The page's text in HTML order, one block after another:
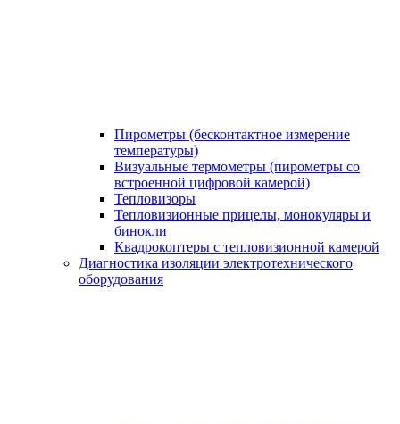
Пирометры (бесконтактное измерение
температуры)
Визуальные термометры (пирометры со
встроенной цифровой камерой)
Тепловизоры
Тепловизионные прицелы, монокуляры и
бинокли
Квадрокоптеры с тепловизионной камерой
Диагностика изоляции электротехнического
оборудования